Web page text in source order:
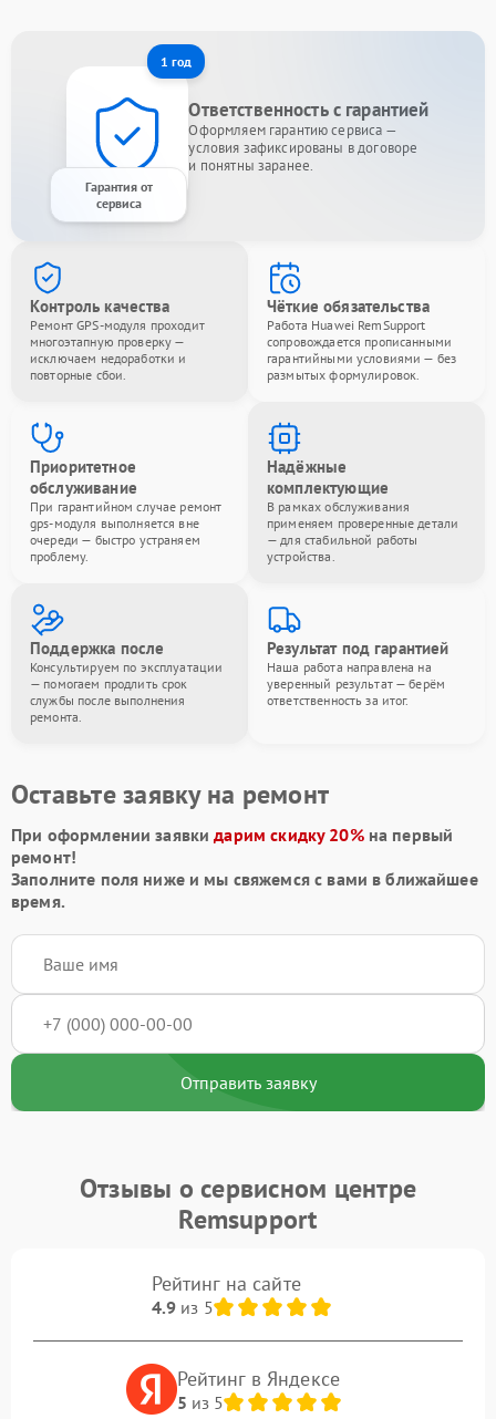
1 год
Гарантия от
сервиса
Ответственность с гарантией
Оформляем гарантию сервиса —
условия зафиксированы в договоре
и понятны заранее.
Контроль качества
Ремонт GPS-модуля проходит
многоэтапную проверку —
исключаем недоработки и
повторные сбои.
Чёткие обязательства
Работа Huawei RemSupport
сопровождается прописанными
гарантийными условиями — без
размытых формулировок.
Приоритетное
обслуживание
При гарантийном случае ремонт
gps-модуля выполняется вне
очереди — быстро устраняем
проблему.
Надёжные
комплектующие
В рамках обслуживания
применяем проверенные детали
— для стабильной работы
устройства.
Поддержка после
Консультируем по эксплуатации
— помогаем продлить срок
службы после выполнения
ремонта.
Результат под гарантией
Наша работа направлена на
уверенный результат — берём
ответственность за итог.
Оставьте заявку на ремонт
При оформлении заявкидарим скидку 20%на первый
ремонт!
Заполните поля ниже и мы свяжемся с вами в ближайшее
время.
Отправить заявку
Отзывы о сервисном центре
Remsupport
Рейтинг на сайте
4.9из 5
Рейтинг в Яндексе
5 из 5